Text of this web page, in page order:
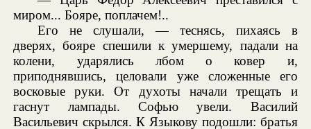
миром... Бояре, поплачем!..
Его не слушали, — теснясь, пихаясь в
дверях, бояре спешили к умершему, падали на
колени, ударялись лбом о ковер и,
приподнявшись, целовали уже сложенные его
восковые руки. От духоты начали трещать и
гаснут лампады. Софью увели. Василий
Васильевич скрылся. К Языкову подошли: братья